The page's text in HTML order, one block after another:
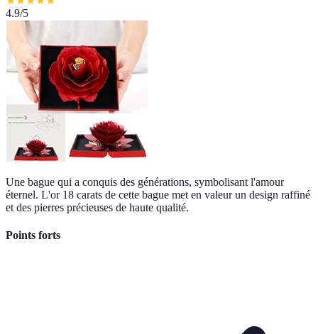
4.9/5
Une bague qui a conquis des générations, symbolisant l'amour
éternel. L'or 18 carats de cette bague met en valeur un design raffiné
et des pierres précieuses de haute qualité.
Points forts